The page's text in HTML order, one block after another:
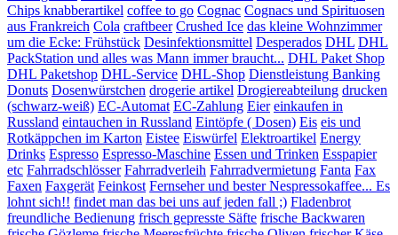
Chips knabberartikel coffee to go Cognac Cognacs und Spirituosen
aus Frankreich Cola craftbeer Crushed Ice das kleine Wohnzimmer
um die Ecke: Frühstück Desinfektionsmittel Desperados DHL DHL
PackStation und alles was Mann immer braucht... DHL Paket Shop
DHL Paketshop DHL-Service DHL-Shop Dienstleistung Banking
Donuts Dosenwürstchen drogerie artikel Drogiereabteilung drucken
(schwarz-weiß) EC-Automat EC-Zahlung Eier einkaufen in
Russland eintauchen in Russland Eintöpfe ( Dosen) Eis eis und
Rotkäppchen im Karton Eistee Eiswürfel Elektroartikel Energy
Drinks Espresso Espresso-Maschine Essen und Trinken Esspapier
etc Fahrradschlösser Fahrradverleih Fahrradvermietung Fanta Fax
Faxen Faxgerät Feinkost Fernseher und bester Nespressokaffee... Es
lohnt sich!! findet man das bei uns auf jeden fall ;) Fladenbrot
freundliche Bedienung frisch gepresste Säfte frische Backwaren